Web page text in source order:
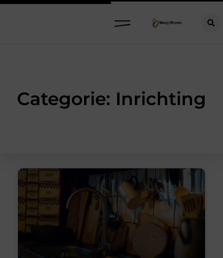
Categorie: Inrichting